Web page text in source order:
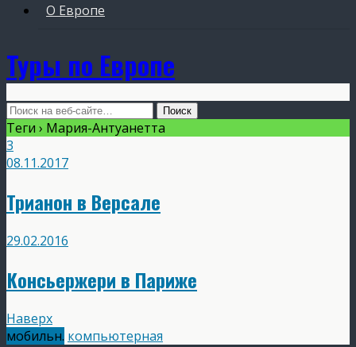
О Европе
Туры по Европе
Теги › Мария-Антуанетта
3
08.11.2017
Трианон в Версале
29.02.2016
Консьержери в Париже
Наверх
мобильн. компьютерная